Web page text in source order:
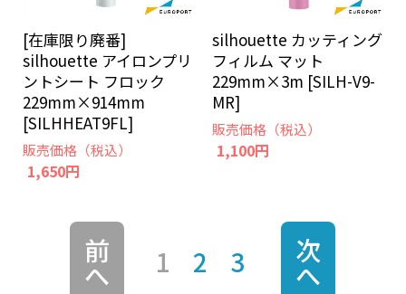
[在庫限り廃番]
silhouette アイロンプリ
ントシート フロック
229mm×914mm
[SILHHEAT9FL]
販売価格（税込）
1,650円
silhouette カッティング
フィルム マット
229mm×3m [SILH-V9-
MR]
販売価格（税込）
1,100円
前
へ 1 2 3 次
へ